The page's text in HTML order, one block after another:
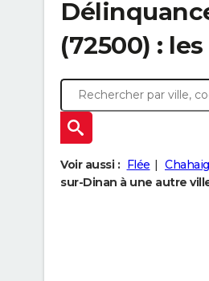
(72500) :
Voir aussi : Flée
sur-Dinan à une autre